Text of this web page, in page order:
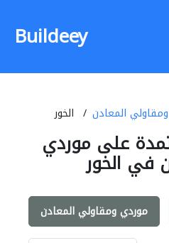
Buildeey
المعادن الخور
على موردي
في الخور
موردي ومقاولي المعادن